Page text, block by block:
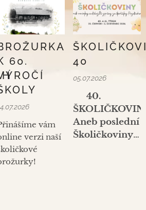
60.
vám
verzi naší
40
05.07.2026
40.
Aneb poslední
Školičkoviny